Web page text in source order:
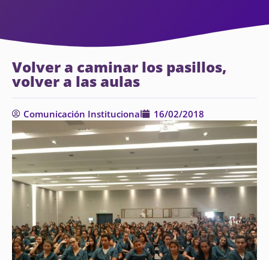
Volver a caminar los pasillos,
volver a las aulas
Comunicación Institucional 16/02/2018